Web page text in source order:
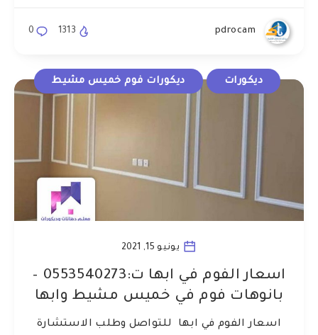
pdrocam
0 1313
ديكورات ديكورات فوم خميس مشيط
يونيو 15, 2021
اسعار الفوم في ابها ت:0553540273 –
بانوهات فوم في خميس مشيط وابها
اسعار الفوم في ابها للتواصل وطلب الاستشارة